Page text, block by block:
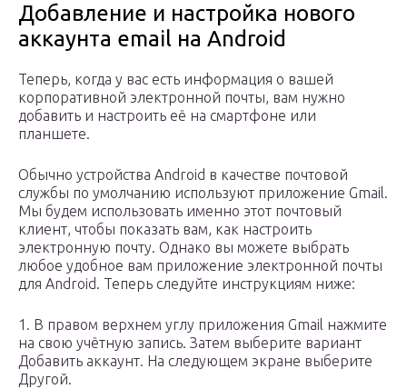
Добавление и настройка нового
аккаунта email на Android
Теперь, когда у вас есть информация о вашей
корпоративной электронной почты, вам нужно
добавить и настроить её на смартфоне или
планшете.
Обычно устройства Android в качестве почтовой
службы по умолчанию используют приложение Gmail.
Мы будем использовать именно этот почтовый
клиент, чтобы показать вам, как настроить
электронную почту. Однако вы можете выбрать
любое удобное вам приложение электронной почты
для Android. Теперь следуйте инструкциям ниже:
1. В правом верхнем углу приложения Gmail нажмите
на свою учётную запись. Затем выберите вариант
Добавить аккаунт. На следующем экране выберите
Другой.